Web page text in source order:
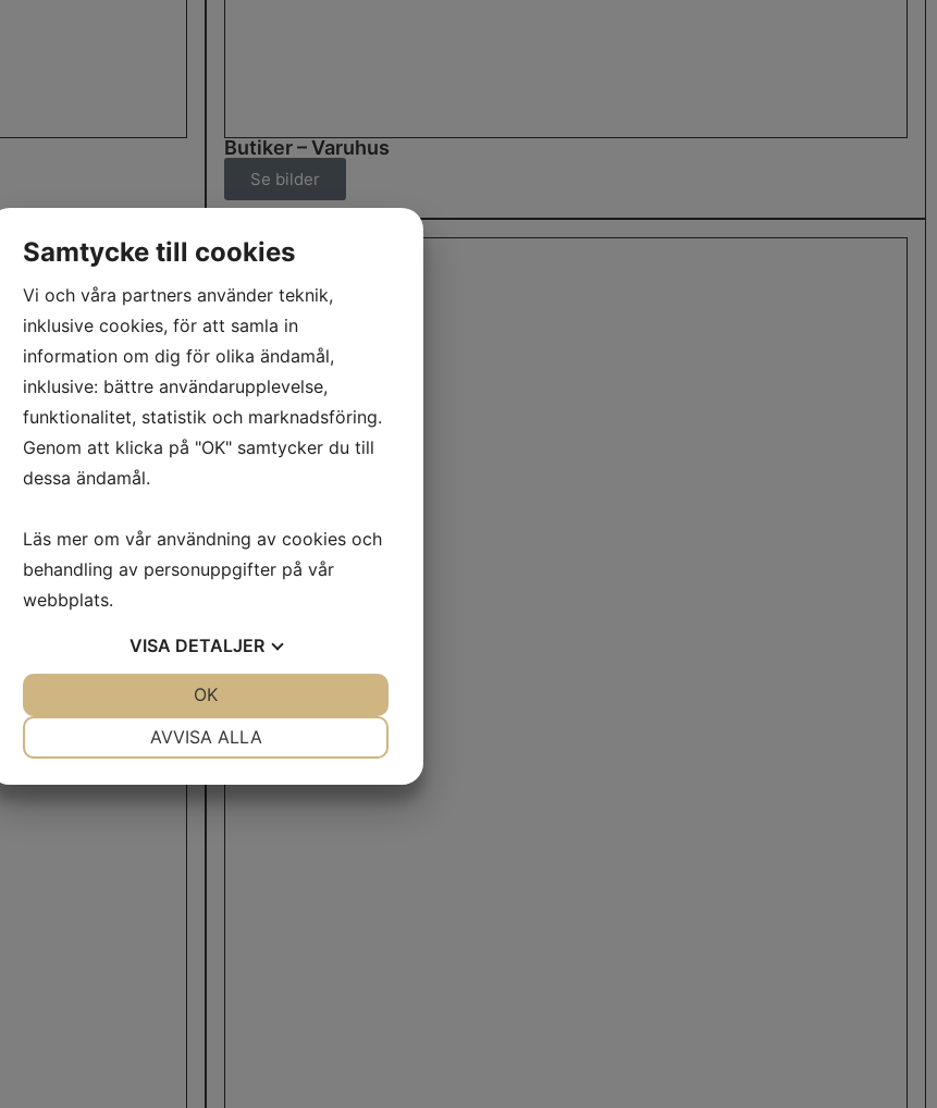
Butiker – Varuhus
Se bilder
Samtycke till cookies
Vi och våra partners använder teknik,
inklusive cookies, för att samla in
information om dig för olika ändamål,
inklusive: bättre användarupplevelse,
funktionalitet, statistik och marknadsföring.
Genom att klicka på "OK" samtycker du till
dessa ändamål.
Läs mer om vår användning av cookies och
behandling av personuppgifter på vår
webbplats.
VISA DETALJER
AVVISA ALLA
OK